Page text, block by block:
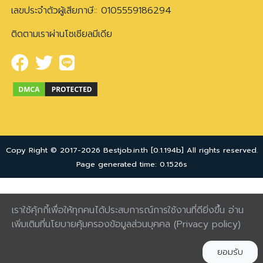
เราใช้คุ้กกี้เพื่อให้ทุกคนได้ประสบการณ์การใช้งานที่ดียิ่งขึ้น อ่าน
เพิ่มเติมที่นโยบายคุ้มครองข้อมูลส่วนบุคคล (Privacy policy)
ยอมรับ
เลขประจำตัวผู้เสียภาษี:: 0105559186294
ติดตามเราผ่านโซเชียลมีเดีย
Copy Right © 2017-2026 Bestjob.in.th [0.1.194b] All rights reserved.
Page generated time: 0.1526s